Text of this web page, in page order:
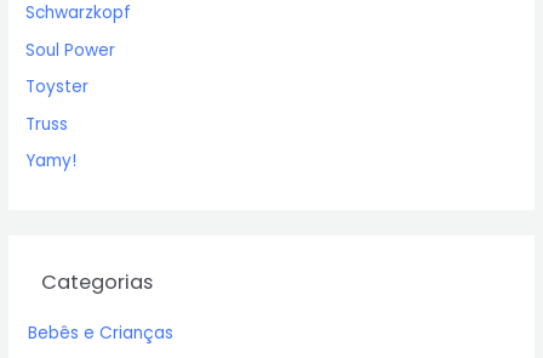
Schwarzkopf
Soul Power
Toyster
Truss
Yamy!
Categorias
Bebês e Crianças